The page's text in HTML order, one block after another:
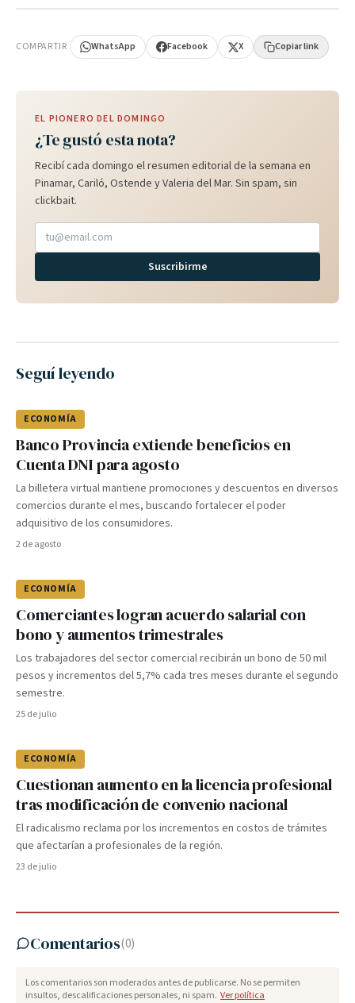
COMPARTIR WhatsApp Facebook X Copiar link
EL PIONERO DEL DOMINGO
¿Te gustó esta nota?
Recibí cada domingo el resumen editorial de la semana en
Pinamar, Cariló, Ostende y Valeria del Mar. Sin spam, sin
clickbait.
Suscribirme
Seguí leyendo
ECONOMÍA
Banco Provincia extiende beneficios en
Cuenta DNI para agosto
La billetera virtual mantiene promociones y descuentos en diversos
comercios durante el mes, buscando fortalecer el poder
adquisitivo de los consumidores.
2 de agosto
ECONOMÍA
Comerciantes logran acuerdo salarial con
bono y aumentos trimestrales
Los trabajadores del sector comercial recibirán un bono de 50 mil
pesos y incrementos del 5,7% cada tres meses durante el segundo
semestre.
25 de julio
ECONOMÍA
Cuestionan aumento en la licencia profesional
tras modificación de convenio nacional
El radicalismo reclama por los incrementos en costos de trámites
que afectarían a profesionales de la región.
23 de julio
Comentarios(0)
Los comentarios son moderados antes de publicarse. No se permiten
insultos, descalificaciones personales, ni spam. Ver política